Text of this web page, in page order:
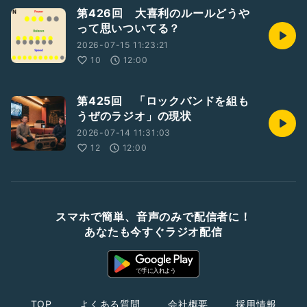
第426回 大喜利のルールどうや
って思いついてる？
2026-07-15 11:23:21
10
12:00
第425回 「ロックバンドを組も
うぜのラジオ」の現状
2026-07-14 11:31:03
12
12:00
スマホで簡単、音声のみで配信者に！
あなたも今すぐラジオ配信
TOP よくある質問 会社概要 採用情報